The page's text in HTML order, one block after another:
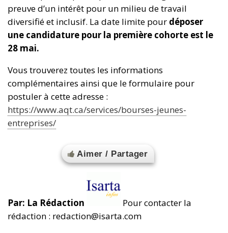
preuve d’un intérêt pour un milieu de travail
diversifié et inclusif. La date limite pour déposer
une candidature pour la première cohorte est le
28 mai.
Vous trouverez toutes les informations
complémentaires ainsi que le formulaire pour
postuler à cette adresse :
https://www.aqt.ca/services/bourses-jeunes-
entreprises/
Aimer / Partager
Par: La Rédaction
Pour contacter la
rédaction : redaction@isarta.com